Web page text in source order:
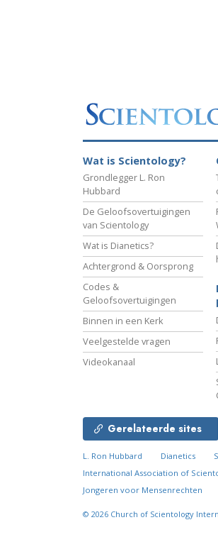
Wat is Scientology?
Grondlegger L. Ron
Hubbard
De Geloofsovertuigingen
van Scientology
Wat is Dianetics?
Achtergrond & Oorsprong
Codes &
Geloofsovertuigingen
Binnen in een Kerk
Veelgestelde vragen
Videokanaal
Gerelateerde sites
L. Ron Hubbard Dianetics
International Association of
Jongeren voor Mensenrechten
© 2026 Church of Scientology